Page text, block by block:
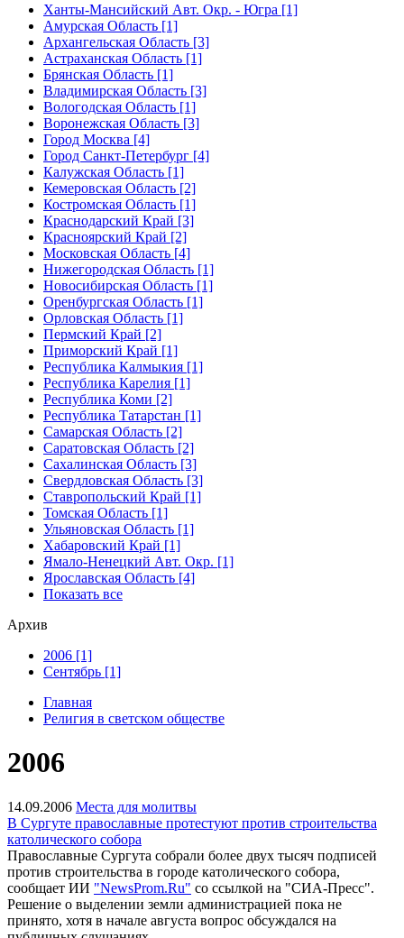
Ханты-Мансийский Авт. Окр. - Югра [1]
Амурская Область [1]
Архангельская Область [3]
Астраханская Область [1]
Брянская Область [1]
Владимирская Область [3]
Вологодская Область [1]
Воронежская Область [3]
Город Москва [4]
Город Санкт-Петербург [4]
Калужская Область [1]
Кемеровская Область [2]
Костромская Область [1]
Краснодарский Край [3]
Красноярский Край [2]
Московская Область [4]
Нижегородская Область [1]
Новосибирская Область [1]
Оренбургская Область [1]
Орловская Область [1]
Пермский Край [2]
Приморский Край [1]
Республика Калмыкия [1]
Республика Карелия [1]
Республика Коми [2]
Республика Татарстан [1]
Самарская Область [2]
Саратовская Область [2]
Сахалинская Область [3]
Свердловская Область [3]
Ставропольский Край [1]
Томская Область [1]
Ульяновская Область [1]
Хабаровский Край [1]
Ямало-Ненецкий Авт. Окр. [1]
Ярославская Область [4]
Показать все
Архив
2006 [1]
Сентябрь [1]
Главная
Религия в светском обществе
2006
14.09.2006 Места для молитвы
В Сургуте православные протестуют против строительства
католического собора
Православные Сургута собрали более двух тысяч подписей
против строительства в городе католического собора,
сообщает ИИ "NewsProm.Ru" со ссылкой на "СИА-Пресс".
Решение о выделении земли администрацией пока не
принято, хотя в начале августа вопрос обсуждался на